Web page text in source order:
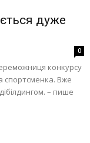
дуже
0
конкурсу
спортсменка. Вже
– пише